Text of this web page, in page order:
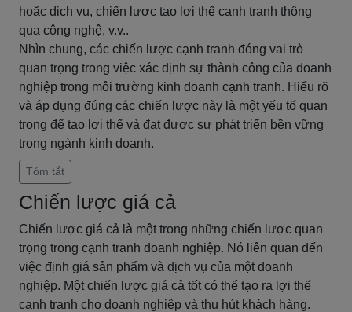
hoặc dịch vụ, chiến lược tạo lợi thế cạnh tranh thông
qua công nghệ, v.v..
Nhìn chung, các chiến lược cạnh tranh đóng vai trò
quan trọng trong việc xác định sự thành công của doanh
nghiệp trong môi trường kinh doanh cạnh tranh. Hiểu rõ
và áp dụng đúng các chiến lược này là một yếu tố quan
trọng để tạo lợi thế và đạt được sự phát triển bền vững
trong ngành kinh doanh.
Tóm tắt
Chiến lược giá cả
Chiến lược giá cả là một trong những chiến lược quan
trọng trong cạnh tranh doanh nghiệp. Nó liên quan đến
việc định giá sản phẩm và dịch vụ của một doanh
nghiệp. Một chiến lược giá cả tốt có thể tạo ra lợi thế
cạnh tranh cho doanh nghiệp và thu hút khách hàng.